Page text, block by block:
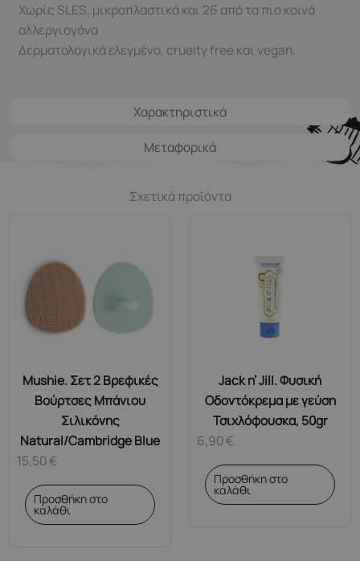
Χαρακτηριστικά
Μεταφορικά
Χωρίς SLES, μικροπλαστικά και 26 από τα πιο κοινά
αλλεργιογόνα
Δερματολογικά ελεγμένο, cruelty free και vegan.
Σχετικά προϊόντα
Mushie. Σετ 2 Βρεφικές
Βούρτσες Μπάνιου
Σιλικόνης
Natural/Cambridge Blue
15,50€
Προσθήκη στο
καλάθι
Jack n’ Jill. Φυσική
Οδοντόκρεμα με γεύση
Τσιχλόφουσκα, 50gr
6,90€
Προσθήκη στο
καλάθι